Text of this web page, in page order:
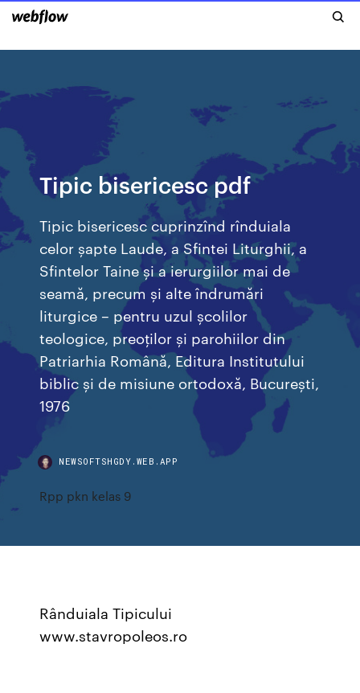
Tipic bisericesc pdf
Tipic bisericesc cuprinzînd rînduiala
celor șapte Laude, a Sfintei Liturghii, a
Sfintelor Taine și a ierurgiilor mai de
seamă, precum și alte îndrumări
liturgice – pentru uzul școlilor
teologice, preoților și parohiilor din
Patriarhia Română, Editura Institutului
biblic și de misiune ortodoxă, București,
1976
NEWSOFTSHGDY.WEB.APP
Rpp pkn kelas 9
Rânduiala Tipicului
www.stavropoleos.ro